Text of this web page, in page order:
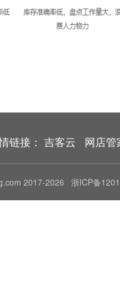
链接： 吉客云 网店管
2017-2026 浙ICP备